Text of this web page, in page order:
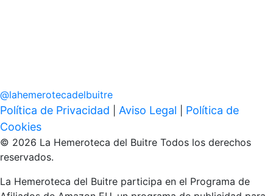
@lahemerotecadelbuitre
Política de Privacidad Aviso Legal
Política de
Cookies
© 2026 La Hemeroteca del Buitre Todos los derechos
reservados.
La Hemeroteca del Buitre participa en el Programa de